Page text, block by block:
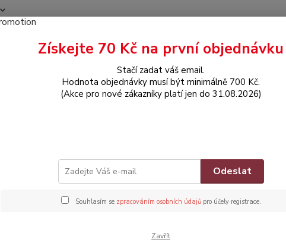
Hledat
Teplé protiskluzové ponožky -
Získejte 70 Kč na první objednávku
Stačí zadat váš email.
Hodnota objednávky musí být minimálně 700 Kč.
(Akce pro nové zákazníky platí jen do 31.08.2026)
Odeslat
Souhlasím se zpracováním osobních údajůpro účely registrace.
Zavřít